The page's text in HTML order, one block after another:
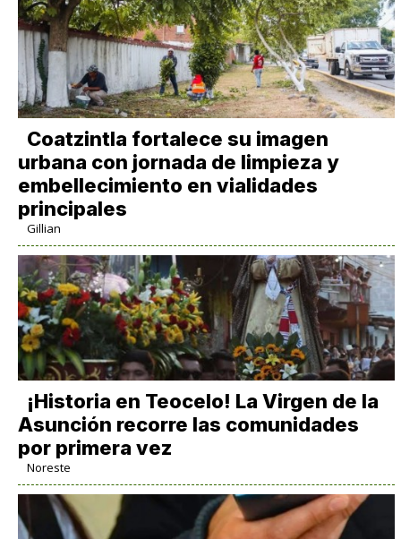
Coatzintla fortalece su imagen
urbana con jornada de limpieza y
embellecimiento en vialidades
principales
Gillian
​¡Historia en Teocelo! La Virgen de la
Asunción recorre las comunidades
por primera vez
Noreste